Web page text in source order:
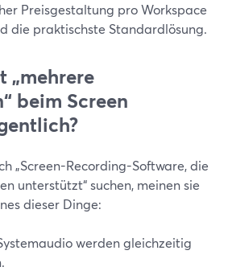
Preisgestaltung pro Workspace
die praktischste Standardlösung.
„mehrere
beim Screen
„Screen-Recording-Software, die
unterstützt“ suchen, meinen sie
dieser Dinge:
werden gleichzeitig